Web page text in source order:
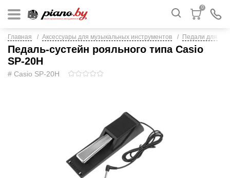
0
Главная Аксессуары для музыкальных инструментов Педали для
Педаль-сустейн рояльного типа Casio
SP-20H
# Casio SP-20H